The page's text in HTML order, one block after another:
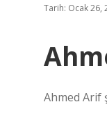
Tarih: Ocak 26,
Ahmed Arif